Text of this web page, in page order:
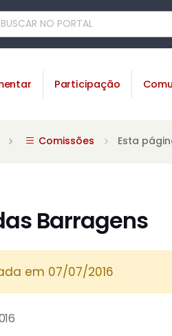
Participação
Comissões Esta
Barragens
em 07/07/2016